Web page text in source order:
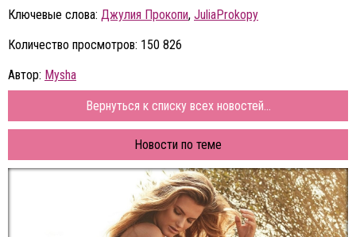
Ключевые слова: Джулия Прокопи, JuliaProkopy
Количество просмотров: 150 826
Автор: Mysha
Вернуться к списку всех новостей...
Новости по теме